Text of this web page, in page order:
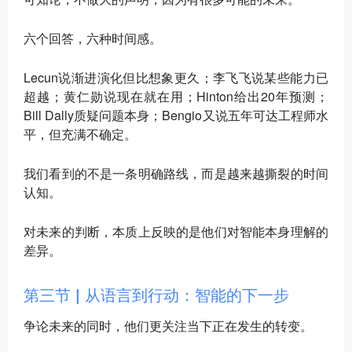
六个回答，六种时间感。
Lecun说渐进演化但比想象更久；李飞飞说某些能力已
超越；黄仁勋说现在就在用；Hinton给出20年预测；
Bill Dally质疑问题本身；Bengio又说五年可达工程师水
平，但充满不确定。
我们看到的不是一条明确路线，而是越来越撕裂的时间
认知。
对未来的判断，本质上反映的是他们对智能本身理解的
差异。
第三节 | 从语言到行动：智能的下一步
争论未来的同时，他们更关注当下正在发生的转变。